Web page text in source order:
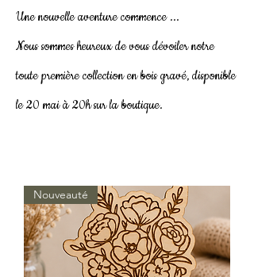
Une nouvelle aventure commence ...
Nous sommes heureux de vous dévoiler notre
toute première collection en bois gravé, disponible
le 20 mai à 20h sur la boutique.
Nouveauté